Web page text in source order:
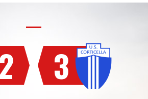
2 3